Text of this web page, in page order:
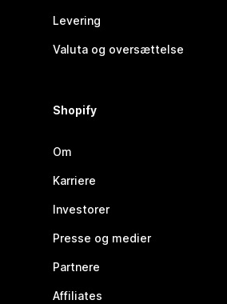
Levering
Valuta og oversættelse
Shopify
Om
Karriere
Investorer
Presse og medier
Partnere
Affiliates